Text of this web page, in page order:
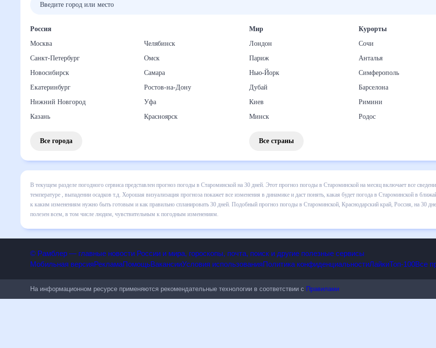
Россия
Москва
Санкт-Петербург
Новосибирск
Екатеринбург
Нижний Новгород
Челябинск
Омск
Самара
Ростов-на-Дону
Уфа
Мир
Лондон
Париж
Нью-Йорк
Дубай
Киев
Курорты
Сочи
Анталья
Симферополь
Барселона
Римини
В текущем разделе погодного сервиса представлен прогноз погоды в Староминской на 30 дней. Этот прогноз погоды в
месяц включает все сведения по дневной температуре , выпадении осадков т.д. Хорошая визуализация прогноза покажет все
динамике и даст понять, какая будет погода в Староминской в ближайший месяц, к каким изменениям нужно быть готовым и как